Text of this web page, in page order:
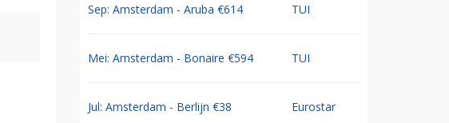
Sep: Amsterdam - Aruba €614 TUI
Mei: Amsterdam - Bonaire €594 TUI
Jul: Amsterdam - Berlijn €38 Eurostar